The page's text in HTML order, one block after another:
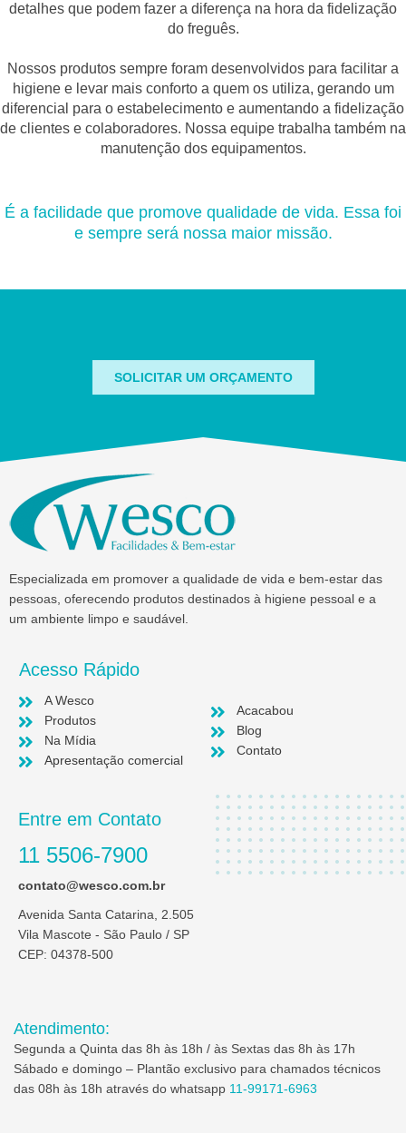
detalhes que podem fazer a diferença na hora da fidelização
do freguês.
Nossos produtos sempre foram desenvolvidos para facilitar a
higiene e levar mais conforto a quem os utiliza, gerando um
diferencial para o estabelecimento e aumentando a fidelização
de clientes e colaboradores. Nossa equipe trabalha também na
manutenção dos equipamentos.
É a facilidade que promove qualidade de vida. Essa foi
e sempre será nossa maior missão.
SOLICITAR UM ORÇAMENTO
Especializada em promover a qualidade de vida e bem-estar das
pessoas, oferecendo produtos destinados à higiene pessoal e a
um ambiente limpo e saudável.
Acesso Rápido
A Wesco
Produtos
Na Mídia
Apresentação comercial
Acacabou
Blog
Contato
Entre em Contato
11 5506-7900
contato@wesco.com.br
Avenida Santa Catarina, 2.505
Vila Mascote - São Paulo / SP
CEP: 04378-500
Atendimento:
Segunda a Quinta das 8h às 18h / às Sextas das 8h às 17h
Sábado e domingo – Plantão exclusivo para chamados técnicos
das 08h às 18h através do whatsapp 11-99171-6963